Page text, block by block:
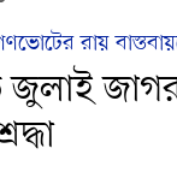
রায়